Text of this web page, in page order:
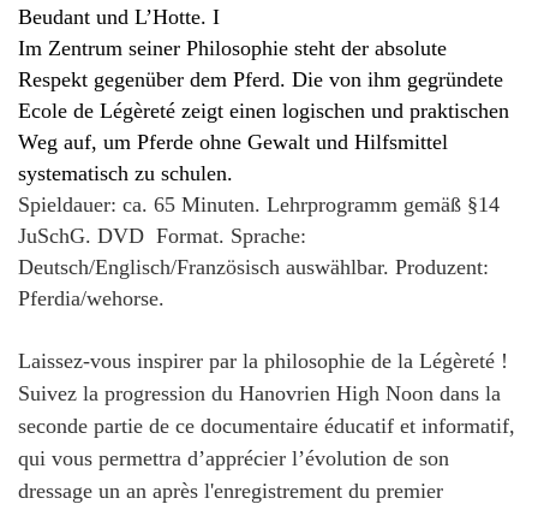
Beudant und L’Hotte. I
Im Zentrum seiner Philosophie steht der absolute
Respekt gegenüber dem Pferd. Die von ihm gegründete
Ecole de Légèreté zeigt einen logischen und praktischen
Weg auf, um Pferde ohne Gewalt und Hilfsmittel
systematisch zu schulen.
Spieldauer: ca. 65 Minuten. Lehrprogramm gemäß §14
JuSchG. DVD Format. Sprache:
Deutsch/Englisch/Französisch auswählbar. Produzent:
Pferdia/wehorse.
Laissez-vous inspirer par la philosophie de la Légèreté !
Suivez la progression du Hanovrien High Noon dans la
seconde partie de ce documentaire éducatif et informatif,
qui vous permettra d’apprécier l’évolution de son
dressage un an après l'enregistrement du premier